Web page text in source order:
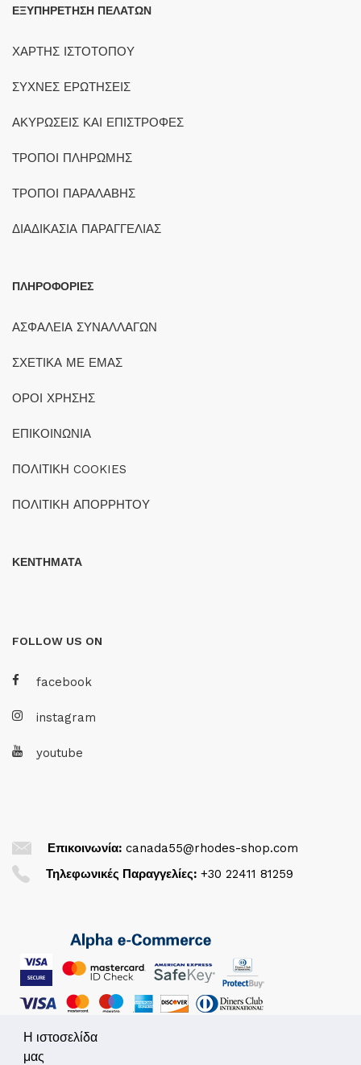
ΕΞΥΠΗΡΕΤΗΣΗ ΠΕΛΑΤΩΝ
ΧΑΡΤΗΣ ΙΣΤΟΤΟΠΟΥ
ΣΥΧΝΕΣ ΕΡΩΤΗΣΕΙΣ
ΑΚΥΡΩΣΕΙΣ ΚΑΙ ΕΠΙΣΤΡΟΦΕΣ
ΤΡΟΠΟΙ ΠΛΗΡΩΜΗΣ
ΤΡΟΠΟΙ ΠΑΡΑΛΑΒΗΣ
ΔΙΑΔΙΚΑΣΙΑ ΠΑΡΑΓΓΕΛΙΑΣ
ΠΛΗΡΟΦΟΡΙΕΣ
ΑΣΦΑΛΕΙΑ ΣΥΝΑΛΛΑΓΩΝ
ΣΧΕΤΙΚΑ ΜΕ ΕΜΑΣ
ΟΡΟΙ ΧΡΗΣΗΣ
ΕΠΙΚΟΙΝΩΝΙΑ
ΠΟΛΙΤΙΚΗ COOKIES
ΠΟΛΙΤΙΚΗ ΑΠΟΡΡΗΤΟΥ
ΚΕΝΤΗΜΑΤΑ
FOLLOW US ON
facebook
instagram
youtube
Επικοινωνία: canada55@rhodes-shop.com
Τηλεφωνικές Παραγγελίες: +30 22411 81259
Η ιστοσελίδα
μας